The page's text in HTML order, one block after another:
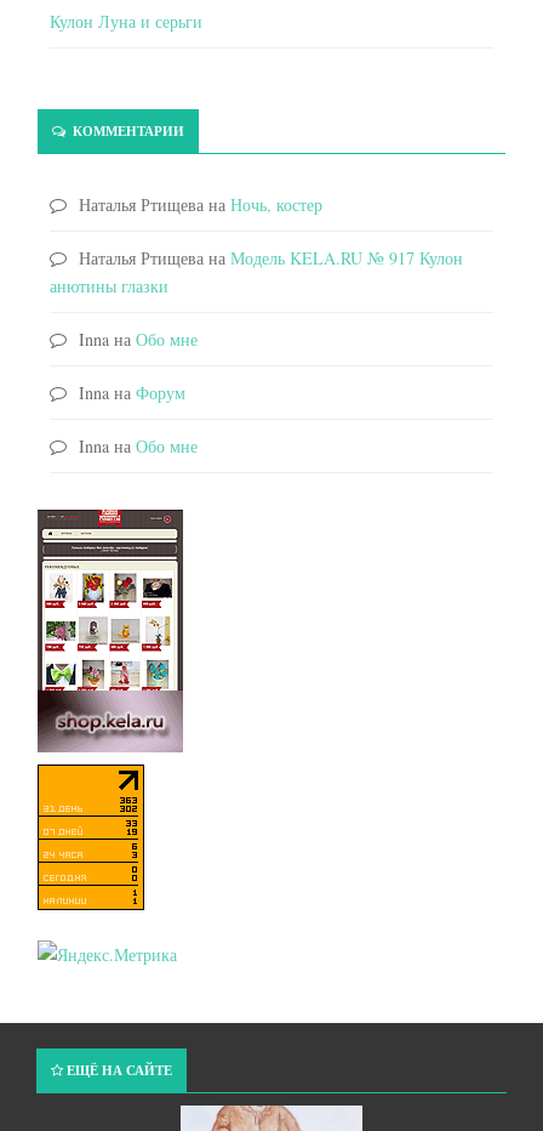
Кулон Луна и серьги
КОММЕНТАРИИ
Наталья Ртищева на Ночь, костер
Наталья Ртищева на Модель KELA.RU № 917 Кулон
анютины глазки
Inna на Обо мне
Inna на Форум
Inna на Обо мне
ЕЩЁ НА САЙТЕ